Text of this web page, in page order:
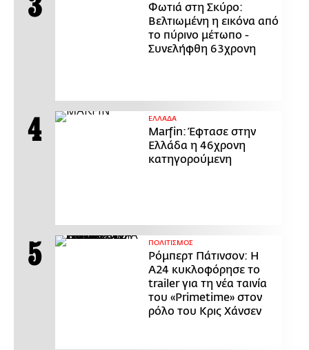
Φωτιά στη Σκύρο:
Βελτιωμένη η εικόνα από
το πύρινο μέτωπο -
Συνελήφθη 63χρονη
ΕΛΛΑΔΑ
Marfin: Έφτασε στην
Ελλάδα η 46χρονη
κατηγορούμενη
ΠΟΛΙΤΙΣΜΟΣ
Ρόμπερτ Πάτινσον: Η
Α24 κυκλοφόρησε το
trailer για τη νέα ταινία
του «Primetime» στον
ρόλο του Κρις Χάνσεν